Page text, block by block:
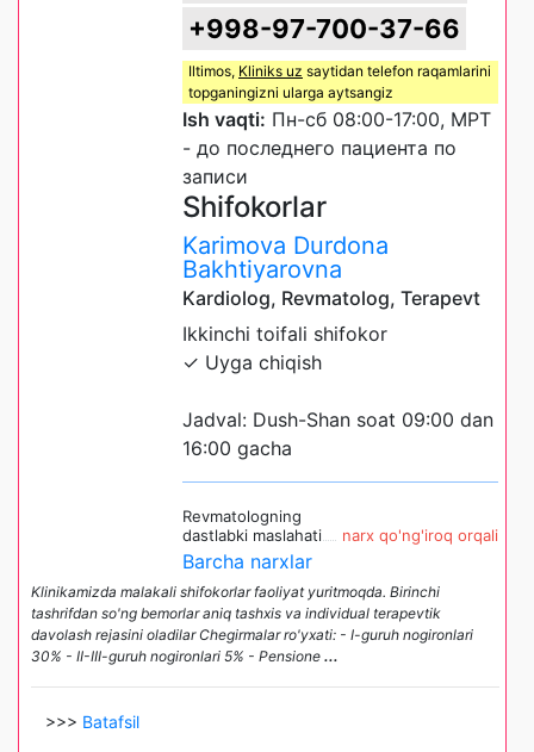
+998-97-700-37-66
Iltimos, Kliniks uz saytidan telefon raqamlarini
topganingizni ularga aytsangiz
Ish vaqti: Пн-сб 08:00-17:00, МРТ
- до последнего пациента по
записи
Shifokorlar
Karimova Durdona
Bakhtiyarovna
Kardiolog, Revmatolog, Terapevt
Ikkinchi toifali shifokor
✓ Uyga chiqish
Jadval: Dush-Shan soat 09:00 dan
16:00 gacha
Revmatologning
dastlabki maslahati
narx qo'ng'iroq orqali
Barcha narxlar
Klinikamizda malakali shifokorlar faoliyat yuritmoqda. Birinchi
tashrifdan so'ng bemorlar aniq tashxis va individual terapevtik
davolash rejasini oladilar Chegirmalar ro'yxati: - I-guruh nogironlari
30% - II-III-guruh nogironlari 5% - Pensione ...
>>> Batafsil